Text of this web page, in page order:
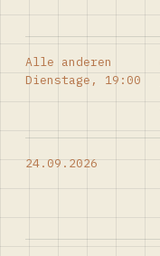
Alle anderen
Dienstage, 19:00
24.09.2026